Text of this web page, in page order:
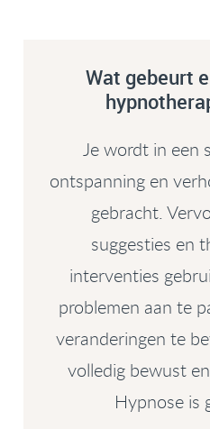
Wat gebeurt
Je wordt in een
ontspanning en
gebracht.
suggesties en
interventies
problemen aan te
veranderingen te
volledig bewust
Hypnose is